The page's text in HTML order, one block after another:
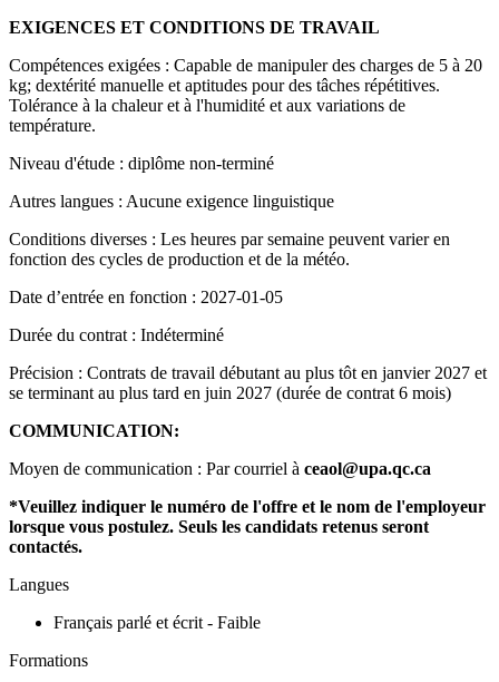
EXIGENCES ET CONDITIONS DE TRAVAIL
Compétences exigées : Capable de manipuler des charges de 5 à 20
kg; dextérité manuelle et aptitudes pour des tâches répétitives.
Tolérance à la chaleur et à l'humidité et aux variations de
température.
Niveau d'étude : diplôme non-terminé
Autres langues : Aucune exigence linguistique
Conditions diverses : Les heures par semaine peuvent varier en
fonction des cycles de production et de la météo.
Date d’entrée en fonction : 2027-01-05
Durée du contrat : Indéterminé
Précision : Contrats de travail débutant au plus tôt en janvier 2027 et
se terminant au plus tard en juin 2027 (durée de contrat 6 mois)
COMMUNICATION:
Moyen de communication : Par courriel à ceaol@upa.qc.ca
*Veuillez indiquer le numéro de l'offre et le nom de l'employeur
lorsque vous postulez. Seuls les candidats retenus seront
contactés.
Langues
Français parlé et écrit - Faible
Formations